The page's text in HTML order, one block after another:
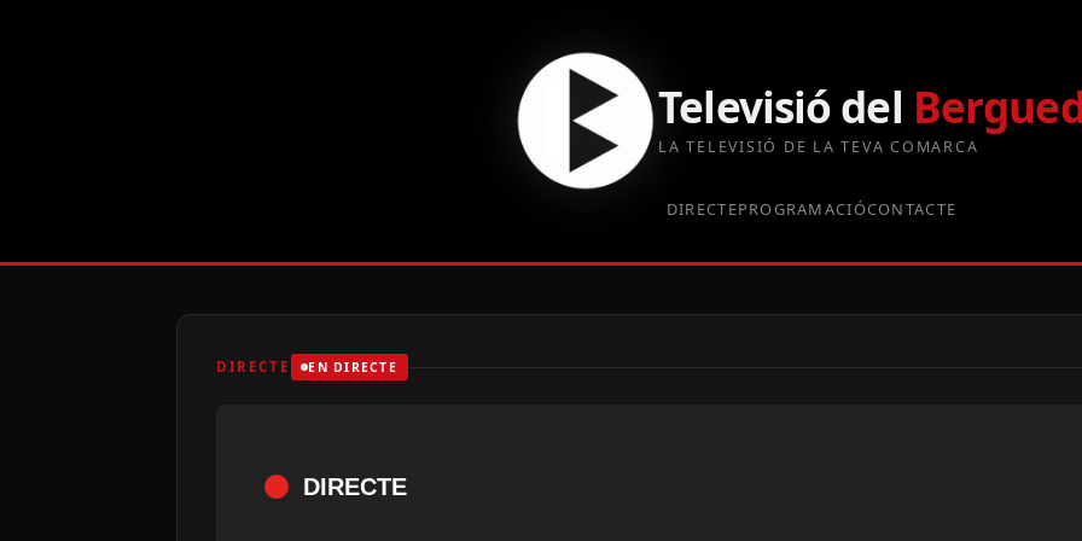
Televisió del
LA TELEVISIÓ DE LA TEVA COMARCA
DIRECTEPROGRAMACIÓCONTACTE
DIRECTE EN DIRECTE
DIRECTE